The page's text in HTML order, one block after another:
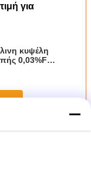
για
κυψέλη
0,03%FS
κουράς